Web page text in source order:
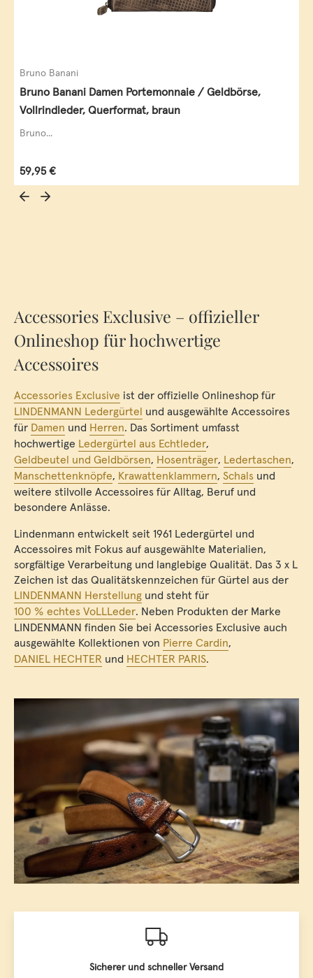
Bruno Banani
Bruno Banani Damen Portemonnaie / Geldbörse,
Vollrindleder, Querformat, braun
Bruno...
Regulärer Preis:
59,95 €
Accessories Exclusive – offizieller
Onlineshop für hochwertige
Accessoires
Accessories Exclusive ist der offizielle Onlineshop für
LINDENMANN Ledergürtel und ausgewählte Accessoires
für Damen und Herren. Das Sortiment umfasst
hochwertige Ledergürtel aus Echtleder,
Geldbeutel und Geldbörsen, Hosenträger, Ledertaschen,
Manschettenknöpfe, Krawattenklammern, Schals und
weitere stilvolle Accessoires für Alltag, Beruf und
besondere Anlässe.
Lindenmann entwickelt seit 1961 Ledergürtel und
Accessoires mit Fokus auf ausgewählte Materialien,
sorgfältige Verarbeitung und langlebige Qualität. Das 3 x L
Zeichen ist das Qualitätskennzeichen für Gürtel aus der
LINDENMANN Herstellung und steht für
100 % echtes VoLLLeder. Neben Produkten der Marke
LINDENMANN finden Sie bei Accessories Exclusive auch
ausgewählte Kollektionen von Pierre Cardin,
DANIEL HECHTER und HECHTER PARIS.
Sicherer und schneller Versand